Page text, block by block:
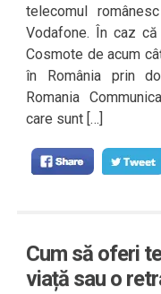
telecomul
Vodafone. În caz
Cosmote de acum
în România prin
Romania
care sunt […]
Cum să oferi
viață sau o